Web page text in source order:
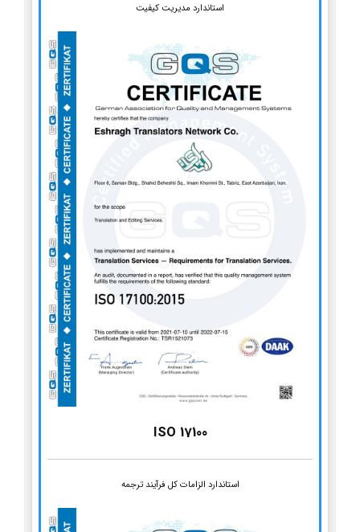
استاندارد مدیریت کیفیت
ISO 17100
استاندارد الزامات کل فرآیند ترجمه